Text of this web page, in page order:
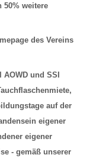
50% weitere
des Vereins
und SSI
auf der
eigener
eigener
- gemäß unserer